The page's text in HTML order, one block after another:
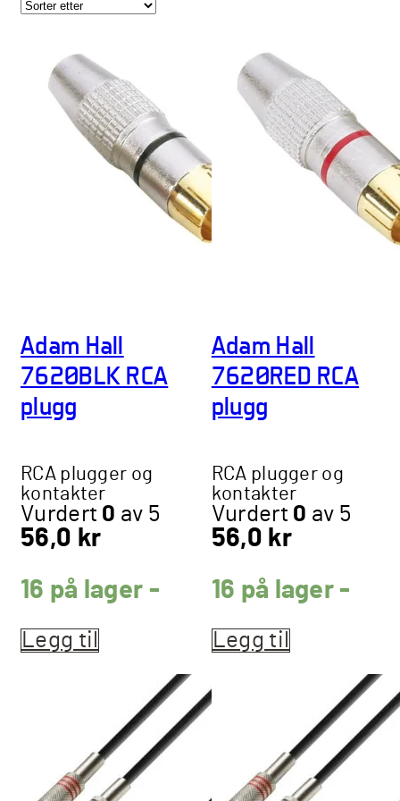
Adam Hall
7620BLK RCA
plugg
RCA plugger og
kontakter
Vurdert 0 av 5
56,0 kr
16 på lager -
Legg til
Adam Hall
7620RED RCA
plugg
RCA plugger og
kontakter
Vurdert 0 av 5
56,0 kr
16 på lager -
Legg til